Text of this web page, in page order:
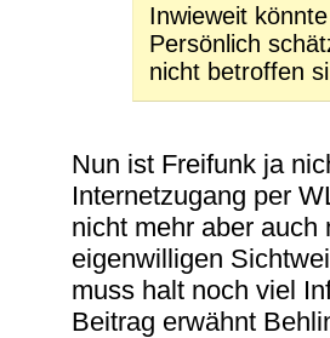
Inwieweit
Persönlich
nicht betroffen
Nun ist Freifunk ja
Internetzugang per
nicht mehr aber auch
eigenwilligen
muss halt noch viel
Beitrag erwähnt